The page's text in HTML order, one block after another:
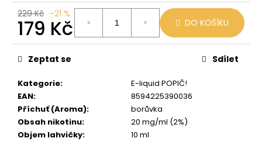
229 Kč –21 %
179 Kč
Měrná
cena:
DO KOŠÍKU
Kategorie:
E-liquid POPIČ!
EAN:
8594225390036
Příchuť (Aroma):
borůvka
Obsah nikotinu:
20 mg/ml (2%)
Objem lahvičky: 10 ml
Zeptat se Sdílet
m
e
JDI
GRAPE
POD
20MG
89
Kč
Původně:
109